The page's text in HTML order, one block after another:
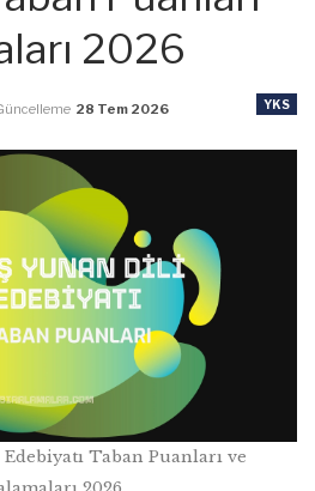
2026
YKS
28 Tem 2026
Taban Puanları ve